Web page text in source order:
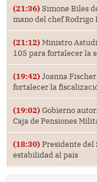
(21:36) Simone Biles
mano del chef Rodrigo
(21:12) Ministro
105 para fortalecer la
(19:42) Joanna
fortalecer la
(19:02) Gobierno
Caja de Pensiones
(18:30) Presidente del
estabilidad al país